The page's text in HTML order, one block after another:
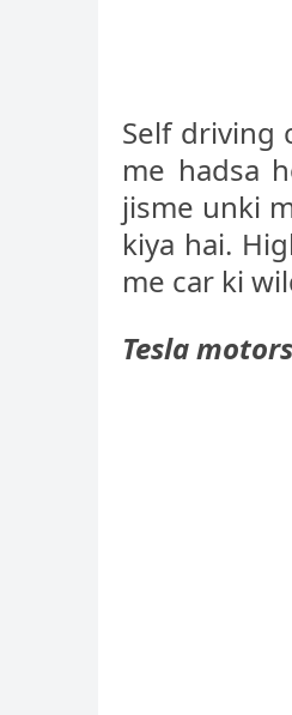
Self driving
me hadsa
jisme unki
kiya hai.
me car ki
Tesla